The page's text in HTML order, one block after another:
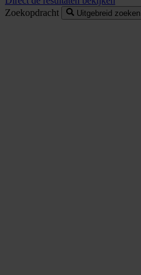
Zoekopdracht
Uitgebreid zoeken